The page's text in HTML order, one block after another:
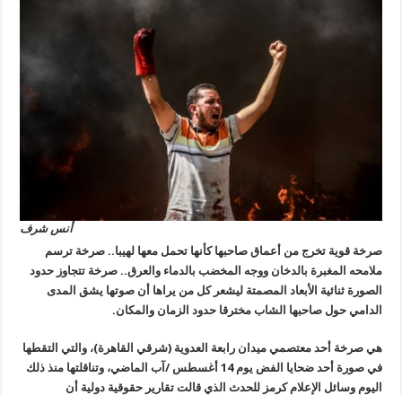
أنس شرف
صرخة قوية تخرج من أعماق صاحبها كأنها تحمل معها لهيبا.. صرخة ترسم
ملامحه المغبرة بالدخان ووجه المخضب بالدماء والعرق.. صرخة تتجاوز حدود
الصورة ثنائية الأبعاد المصمتة ليشعر كل من يراها أن صوتها يشق المدى
الدامي حول صاحبها الشاب مخترقا حدود الزمان والمكان.
هي صرخة أحد معتصمي ميدان رابعة العدوية (شرقي القاهرة)، والتي التقطها
في صورة أحد ضحايا الفض يوم 14 أغسطس /آب الماضي، وتناقلتها منذ ذلك
اليوم وسائل الإعلام كرمز للحدث الذي قالت تقارير حقوقية دولية أن